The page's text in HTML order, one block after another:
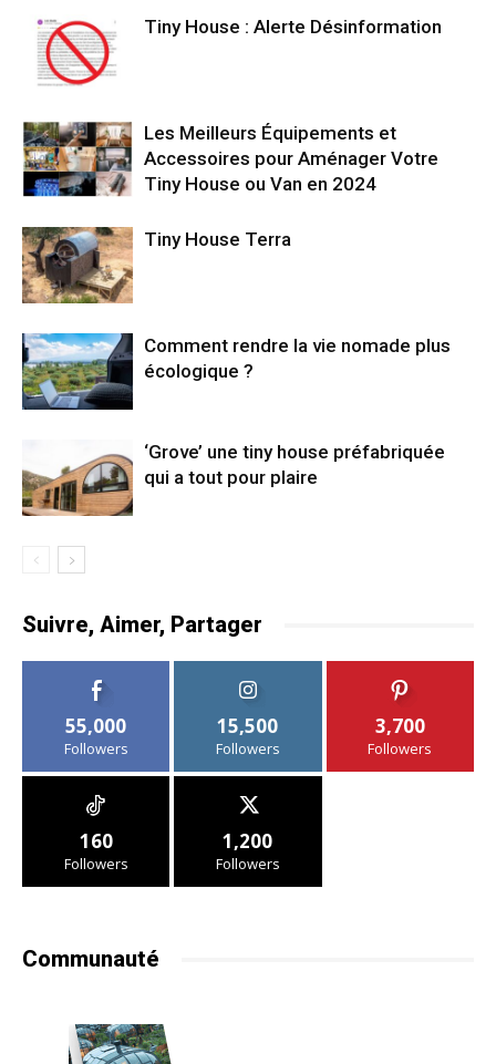
Tiny House : Alerte Désinformation
Les Meilleurs Équipements et
Accessoires pour Aménager Votre
Tiny House ou Van en 2024
Tiny House Terra
Comment rendre la vie nomade plus
écologique ?
‘Grove’ une tiny house préfabriquée
qui a tout pour plaire
Suivre, Aimer, Partager
55,000
Followers
15,500
Followers
3,700
Followers
160
Followers
1,200
Followers
Communauté